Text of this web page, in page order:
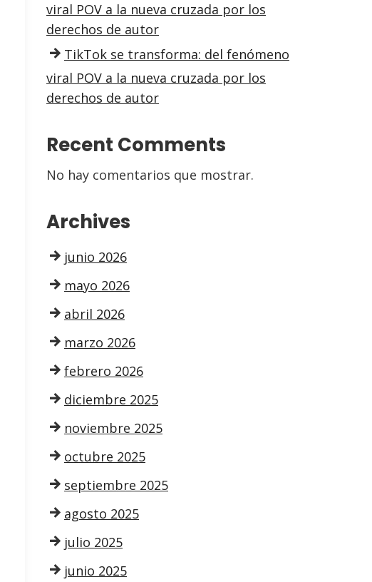
viral POV a la nueva cruzada por los
derechos de autor
TikTok se transforma: del fenómeno
viral POV a la nueva cruzada por los
derechos de autor
Recent Comments
No hay comentarios que mostrar.
Archives
junio 2026
mayo 2026
abril 2026
marzo 2026
febrero 2026
diciembre 2025
noviembre 2025
octubre 2025
septiembre 2025
agosto 2025
julio 2025
junio 2025